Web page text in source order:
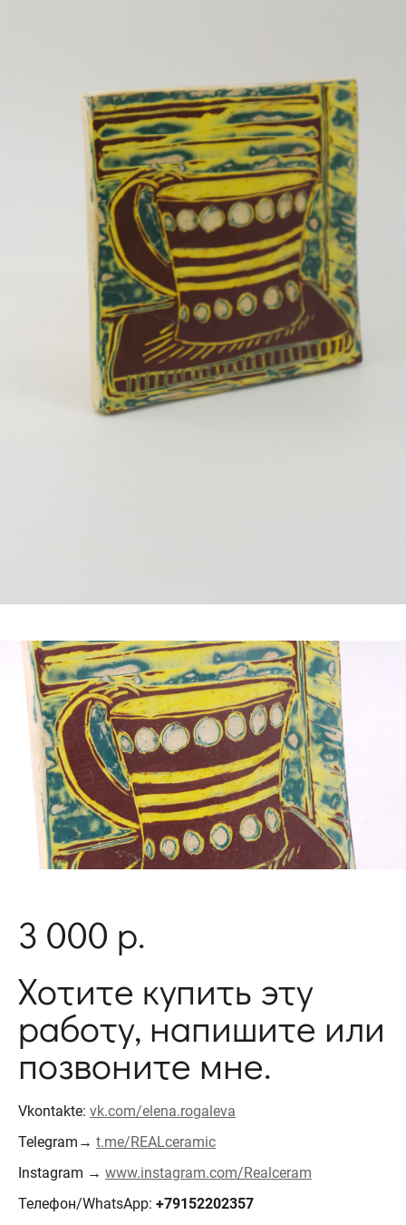
3 000 р.
Хотите купить эту
работу, напишите или
позвоните мне.
Vkontakte: vk.com/elena.rogaleva
Telegram→ t.me/REALceramic
Instagram → www.instagram.com/Realceram
Телефон/WhatsApp: +79152202357